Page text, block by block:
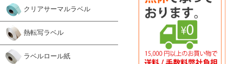
クリアサーマルラベル
熱転写ラベル
ラベルロール紙